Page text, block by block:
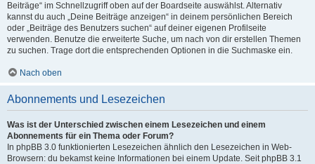
Beiträge“ im Schnellzugriff oben auf der Boardseite auswählst. Alternativ
kannst du auch „Deine Beiträge anzeigen“ in deinem persönlichen Bereich
oder „Beiträge des Benutzers suchen“ auf deiner eigenen Profilseite
verwenden. Benutze die erweiterte Suche, um nach von dir erstellen Themen
zu suchen. Trage dort die entsprechenden Optionen in die Suchmaske ein.
Nach oben
Abonnements und Lesezeichen
Was ist der Unterschied zwischen einem Lesezeichen und einem
Abonnements für ein Thema oder Forum?
In phpBB 3.0 funktionierten Lesezeichen ähnlich den Lesezeichen in Web-
Browsern: du bekamst keine Informationen bei einem Update. Seit phpBB 3.1